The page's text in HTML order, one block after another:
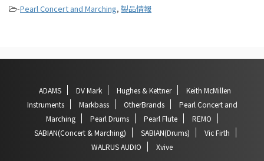
-Pearl Concert and Marching, 製品情報
ADAMS DV Mark Hughes & Kettner
Keith McMillen
Instruments
Markbass OtherBrands
Pearl Concert and
Marching
Pearl Drums Pearl Flute
REMO
SABIAN(Concert & Marching)
SABIAN(Drums)
Vic Firth
WALRUS AUDIO
Xvive